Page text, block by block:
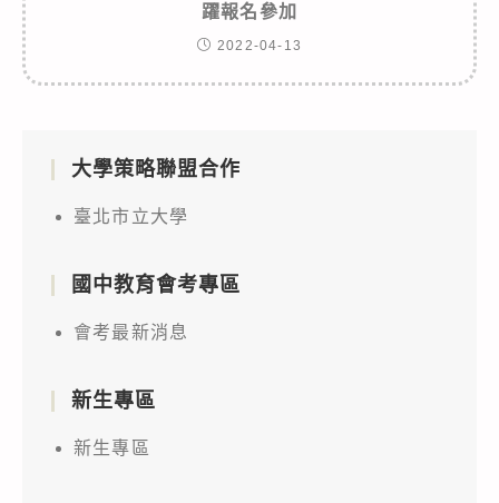
躍報名參加
2022-04-13
大學策略聯盟合作
臺北市立大學
國中教育會考專區
會考最新消息
新生專區
新生專區